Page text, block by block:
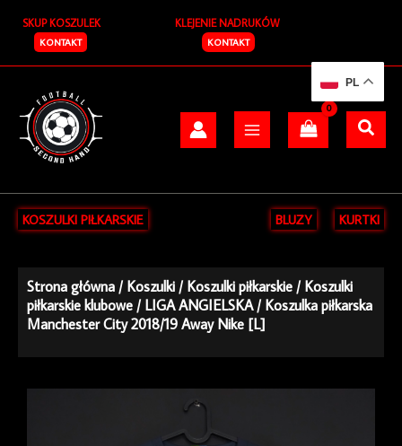
treści
SKUP KOSZULEK
KONTAKT
KLEJENIE NADRUKÓW
KONTAKT
KOSZULKI PIŁKARSKIE BLUZY KURTKI
Strona główna /Koszulki /Koszulki piłkarskie /Koszulki
piłkarskie klubowe /LIGA ANGIELSKA/ Koszulka piłkarska
Manchester City 2018/19 Away Nike [L]
PL